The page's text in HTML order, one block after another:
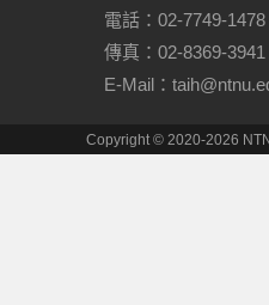
電話：02-7749-1478
傳真：02-8369-3941
E-Mail：
Copyright © 2020-2026